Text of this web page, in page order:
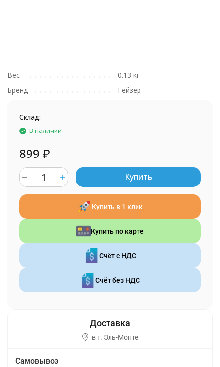
Вес
0.13 кг
Бренд
Гейзер
Склад:
В наличии
899 ₽
Купить
Купить в 1 клик
Купить по карте
Счёт с НДС
Счёт без НДС
в г. Эль-Монте
Самовывоз